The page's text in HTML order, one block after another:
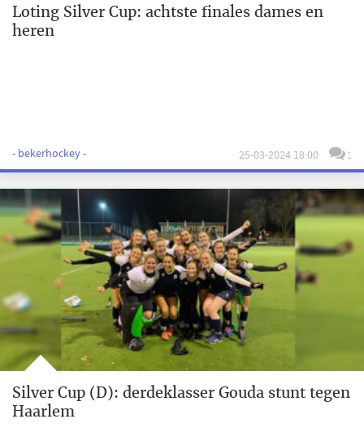
Loting Silver Cup: achtste finales dames en
heren
- bekerhockey - 25-03-2024 18:00 1
Silver Cup (D): derdeklasser Gouda stunt tegen
Haarlem